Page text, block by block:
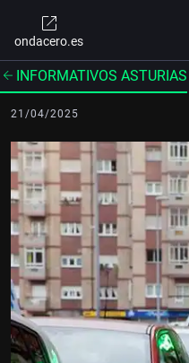
ondacero.es
INFORMATIVOS ASTURIAS
21/04/2025